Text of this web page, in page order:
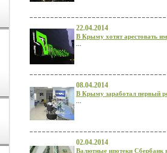
22.04.2014
В Крыму хотят арестовать
08.04.2014
В Крыму заработал первый
02.04.2014
Валютные ипотеки Сбербанк